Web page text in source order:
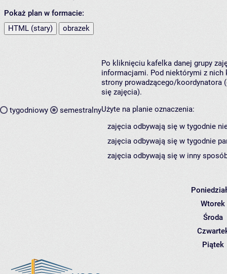
Pokaż plan w formacie:
HTML (stary)
obrazek
tygodniowy semestralny
Po kliknięciu kafelka danej grupy
informacjami. Pod niektórymi z nich
strony prowadzącego/koordynatora
się zajęcia).
Użyte na planie oznaczenia:
zajęcia odbywają się w tygodnie
zajęcia odbywają się w tygodnie
zajęcia odbywają się w inny
Wtorek
Środa
Piątek